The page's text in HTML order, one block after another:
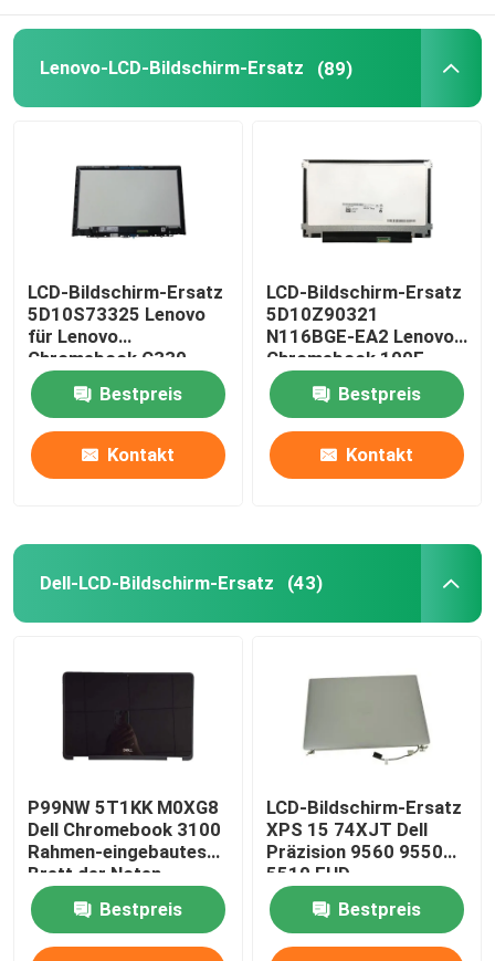
Lenovo-LCD-Bildschirm-Ersatz (89)
LCD-Bildschirm-Ersatz
5D10S73325 Lenovo
für Lenovo
Chromebook C330
B116XAB01
Bestpreis
Kontakt
LCD-Bildschirm-Ersatz
5D10Z90321
N116BGE-EA2 Lenovo
Chromebook 100E
Gen3 AMD
Bestpreis
Kontakt
Dell-LCD-Bildschirm-Ersatz (43)
P99NW 5T1KK M0XG8
Dell Chromebook 3100
Rahmen-eingebautes
Brett der Noten-
Versammlungs-W
Bestpreis
LCD-Bildschirm-Ersatz
XPS 15 74XJT Dell
Präzision 9560 9550
5510 FHD
Bestpreis